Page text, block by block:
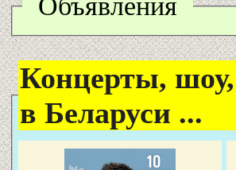
Объявления
Концерты,
в Беларуси ...